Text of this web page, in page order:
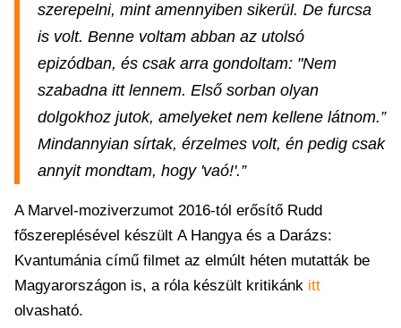
szerepelni, mint amennyiben sikerül. De furcsa
is volt. Benne voltam abban az utolsó
epizódban, és csak arra gondoltam: "Nem
szabadna itt lennem. Első sorban olyan
dolgokhoz jutok, amelyeket nem kellene látnom.”
Mindannyian sírtak, érzelmes volt, én pedig csak
annyit mondtam, hogy 'vaó!'.”
A Marvel-moziverzumot 2016-tól erősítő Rudd
főszereplésével készült A Hangya és a Darázs:
Kvantumánia című filmet az elmúlt héten mutatták be
Magyarországon is, a róla készült kritikánk itt
olvasható.